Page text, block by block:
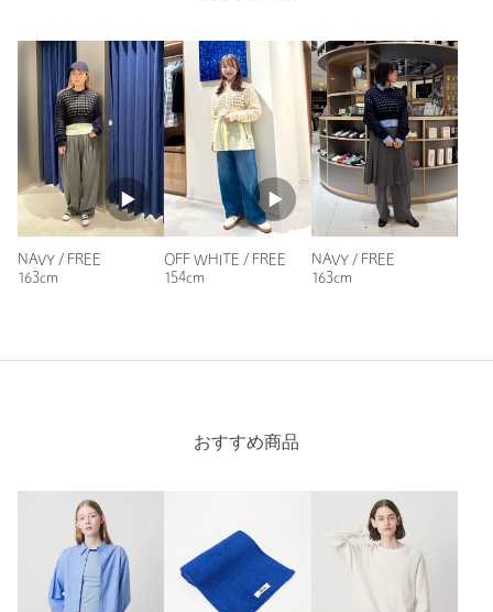
NAVY / FREE
163cm
OFF WHITE / FREE
154cm
NAVY / FREE
163cm
おすすめ商品